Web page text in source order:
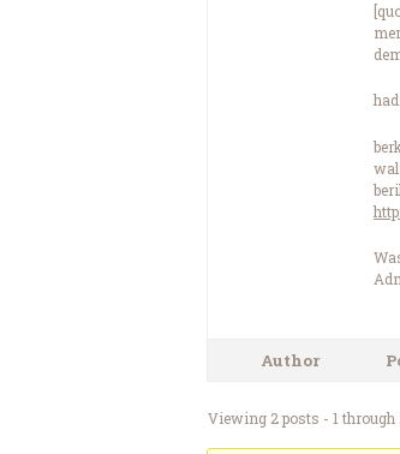
Author
Viewing 2 posts - 1 through